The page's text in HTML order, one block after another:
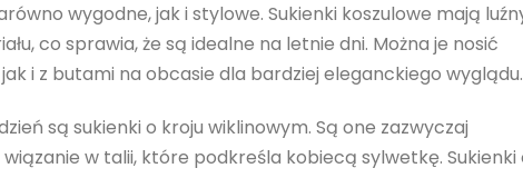
wygodne, jak i stylowe. Sukienki koszulowe mają
co sprawia, że są idealne na letnie dni. Można je nosić
i z butami na obcasie dla bardziej eleganckiego wyglądu.
są sukienki o kroju wiklinowym. Są one zazwyczaj
w talii, które podkreśla kobiecą sylwetkę. Sukienki